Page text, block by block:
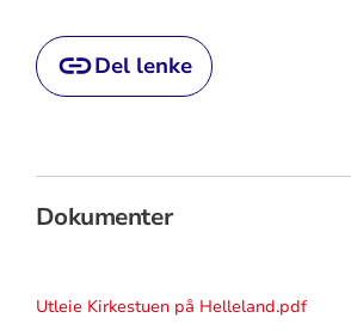
Del lenke
Dokumenter
Utleie Kirkestuen på Helleland.pdf